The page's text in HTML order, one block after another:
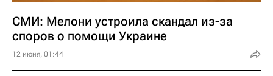
СМИ: Мелони устроила скандал из-за
споров о помощи Украине
12 июня, 01:44